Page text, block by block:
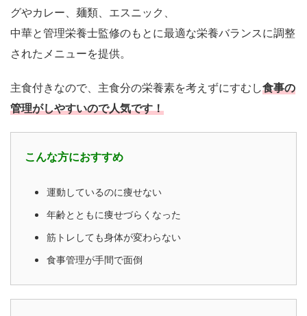
グやカレー、麺類、エスニック、
中華と管理栄養士監修のもとに最適な栄養バランスに調整
されたメニューを提供。
主食付きなので、主食分の栄養素を考えずにすむし食事の
管理がしやすいので人気です！
こんな方におすすめ
運動しているのに痩せない
年齢とともに痩せづらくなった
筋トレしても身体が変わらない
食事管理が手間で面倒